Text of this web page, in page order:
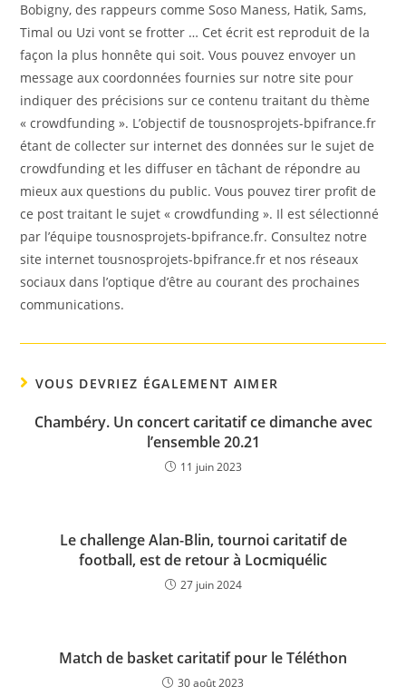
Bobigny, des rappeurs comme Soso Maness, Hatik, Sams,
Timal ou Uzi vont se frotter … Cet écrit est reproduit de la
façon la plus honnête qui soit. Vous pouvez envoyer un
message aux coordonnées fournies sur notre site pour
indiquer des précisions sur ce contenu traitant du thème
« crowdfunding ». L’objectif de tousnosprojets-bpifrance.fr
étant de collecter sur internet des données sur le sujet de
crowdfunding et les diffuser en tâchant de répondre au
mieux aux questions du public. Vous pouvez tirer profit de
ce post traitant le sujet « crowdfunding ». Il est sélectionné
par l’équipe tousnosprojets-bpifrance.fr. Consultez notre
site internet tousnosprojets-bpifrance.fr et nos réseaux
sociaux dans l’optique d’être au courant des prochaines
communications.
VOUS DEVRIEZ ÉGALEMENT AIMER
Chambéry. Un concert caritatif ce dimanche avec
l’ensemble 20.21
11 juin 2023
Le challenge Alan-Blin, tournoi caritatif de
football, est de retour à Locmiquélic
27 juin 2024
Match de basket caritatif pour le Téléthon
30 août 2023